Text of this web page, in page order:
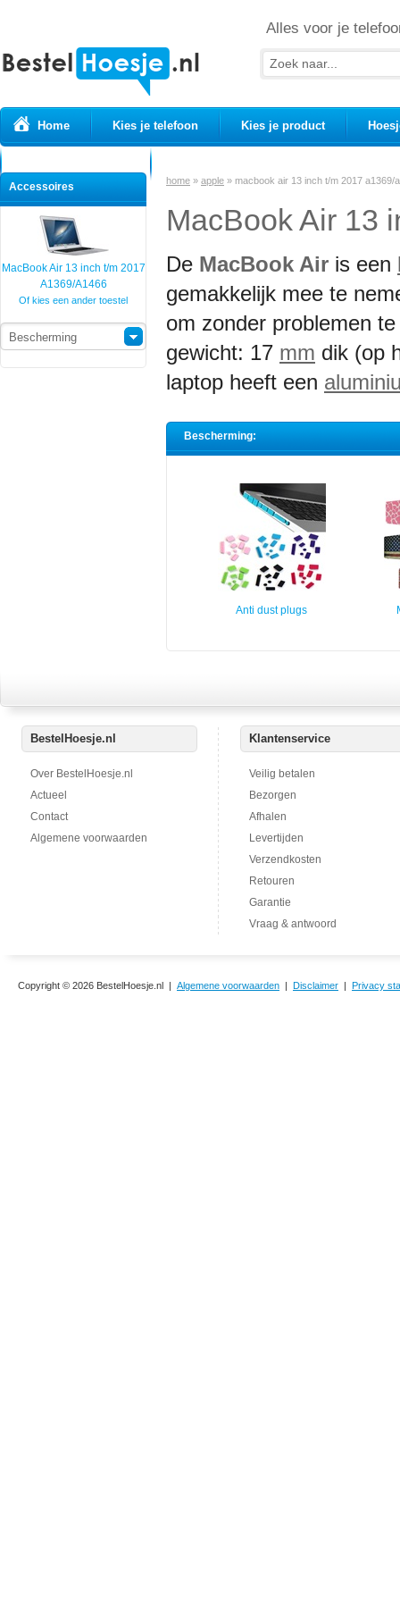
Alles voor je
Home Kies je telefoon Kies je product
Accessoires
MacBook Air 13 inch t/m 2017
A1369/A1466
Of kies een ander toestel
Bescherming
home » apple » macbook air 13 inch t/m 2017 a1369/
MacBook Air 13
De MacBook Air is een
gemakkelijk mee te
om zonder problemen
gewicht: 17 mm dik (op
laptop heeft een
Bescherming:
Anti dust plugs
BestelHoesje.nl
Over BestelHoesje.nl
Actueel
Contact
Algemene voorwaarden
Klantenservice
Veilig betalen
Bezorgen
Afhalen
Levertijden
Verzendkosten
Retouren
Garantie
Vraag & antwoord
Copyright © 2026 BestelHoesje.nl | Algemene voorwaarden | Disclaimer | Privacy